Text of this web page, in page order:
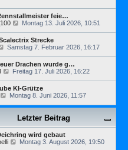
e
r
B
i
t
r
a
g
u
e
s
e
r
B
e
i
t
r
a
feie…
N
e
s
t
e
r
e
i
t
r
g
Montag 13. Juli 2026, 10:51
Strecke
N
e
s
t
e
r
e
r
a
g
Samstag 7. Februar 2026, 16:17
Drachen wurde g…
N
u
e
s
t
B
e
i
Freitag 17. Juli 2026, 16:22
KI-Grütze
N
u
t
e
r
Montag 8. Juni 2026, 11:57
Letzter Beitrag
wird gebaut
NMontag 3. August 2026, 19:50